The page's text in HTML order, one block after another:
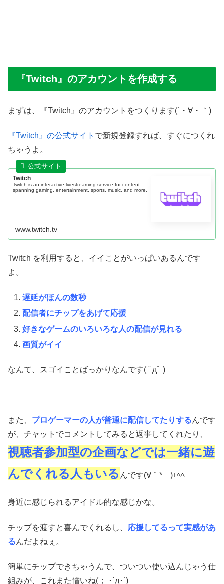
『Twitch』のアカウントを作成する
まずは、『Twitch』のアカウントをつくります(´・∀・｀)
『Twitch』の公式サイト で新規登録すれば、すぐにつくれ
ちゃうよ。
Twitch
Twitch is an interactive livestreaming service for content
spanning gaming, entertainment, sports, music, and more.
www.twitch.tv
Twitch を利用すると、イイことがいっぱいあるんです
よ。
遅延がほんの数秒
配信者にチップをあげて応援
好きなゲームのいろいろな人の配信が見れる
画質がイイ
なんて、スゴイことばっかりなんです( ﾟдﾟ )
また、 プロゲーマーの人が普通に配信してたりするんです
が、チャットでコメントしてみると返事してくれたり、
視聴者参加型の企画などでは一緒に遊
んでくれる人もいる んです(∀｀*ゞ)ｴﾍﾍ
身近に感じられるアイドル的な感じかな。
チップを渡すと喜んでくれるし、 応援してるって実感があ
るんだよねぇ。
簡単にチップできちゃうんで、ついつい使い込んじゃう仕
組みが、これまた憎いね(； ･`д･´)